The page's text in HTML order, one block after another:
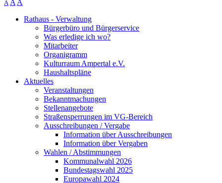
A A A
Rathaus - Verwaltung
Bürgerbüro und Bürgerservice
Was erledige ich wo?
Mitarbeiter
Organigramm
Kulturraum Ampertal e.V.
Haushaltspläne
Aktuelles
Veranstaltungen
Bekanntmachungen
Stellenangebote
Straßensperrungen im VG-Bereich
Ausschreibungen / Vergabe
Information über Ausschreibungen
Information über Vergaben
Wahlen / Abstimmungen
Kommunalwahl 2026
Bundestagswahl 2025
Europawahl 2024